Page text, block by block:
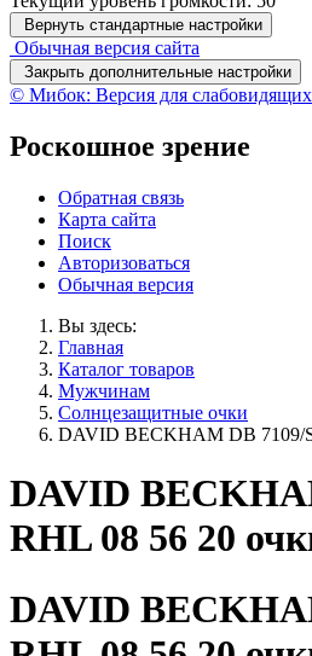
Вернуть стандартные настройки
Обычная версия сайта
Закрыть дополнительные настройки
© Мибок: Версия для слабовидящих
Роскошное зрение
Обратная связь
Карта сайта
Поиск
Авторизоваться
Обычная версия
Вы здесь:
Главная
Каталог товаров
Мужчинам
Солнцезащитные очки
DAVID BECKHAM DB 7109/
DAVID
RHL 08 56 20
DAVID